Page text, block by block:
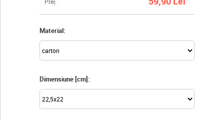
Material:
Dimensiune [cm]: